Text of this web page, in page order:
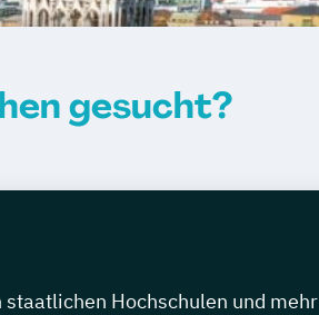
gesucht?
Hochschulen und mehr